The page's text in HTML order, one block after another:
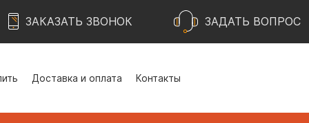
ЗАКАЗАТЬ ЗВОНОК ЗАДАТЬ ВОПРОС
Доставка и оплата Контакты